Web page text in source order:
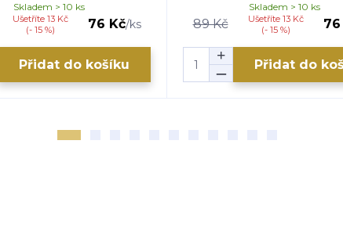
Ušetříte 13 Kč
(- 15 %)
76 Kč/ks
Skladem > 10 ks
Přidat do košíku
89 Kč
Ušetříte 13 Kč
(- 15 %)
76
Skladem > 10 ks
Přidat do